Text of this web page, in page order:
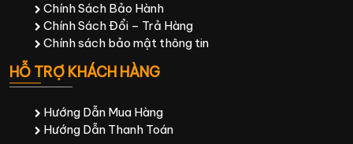
Chính Sách Bảo Hành
Chính Sách Đổi – Trả Hàng
Chính sách bảo mật thông tin
HỖ TRỢ KHÁCH HÀNG
Hướng Dẫn Mua Hàng
Hướng Dẫn Thanh Toán